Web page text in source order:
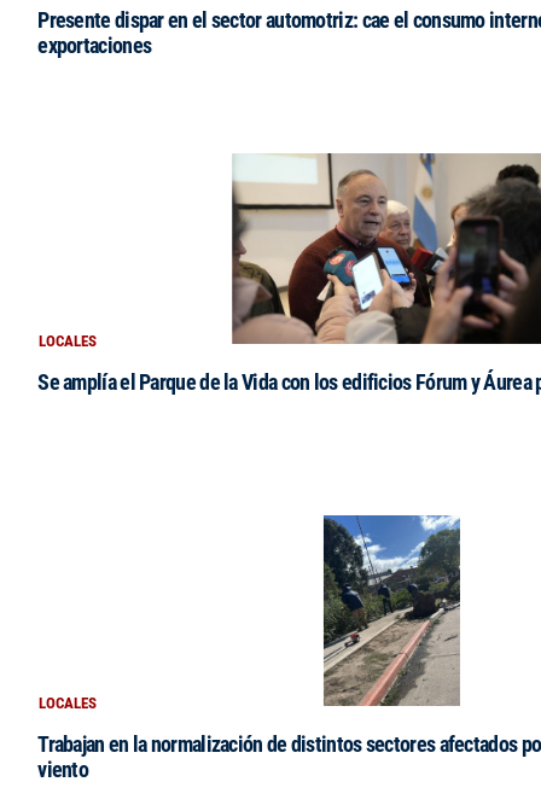
Presente dispar en el sector automotriz: cae el consumo
exportaciones
LOCALES
Se amplía el Parque de la Vida con los edificios Fórum y
LOCALES
Trabajan en la normalización de distintos sectores afectados
viento